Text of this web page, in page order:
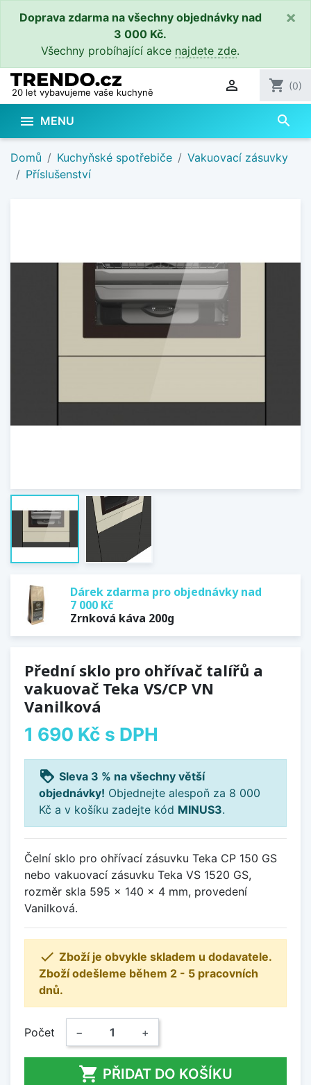
Doprava zdarma na všechny objednávky nad
3 000 Kč.
Všechny probíhající akce najdete zde.
×
20 let vybavujeme vaše kuchyně  shopping_cart (0)
 MENU search
Domů Kuchyňské spotřebiče
Vakuovací zásuvky
Příslušenství
Dárek zdarma pro objednávky nad
7 000 Kč
Zrnková káva 200g
Přední sklo pro ohřívač talířů a
vakuovač Teka VS/CP VN
Vanilková
1 690 Kč s DPH
loyalty Sleva 3 % na všechny větší
objednávky! Objednejte alespoň za 8 000
Kč a v košíku zadejte kód MINUS3.
Čelní sklo pro ohřívací zásuvku Teka CP 150 GS
nebo vakuovací zásuvku Teka VS 1520 GS,
rozměr skla 595 x 140 x 4 mm, provedení
Vanilková.
 Zboží je obvykle skladem u dodavatele.
Zboží odešleme během 2 - 5 pracovních
dnů.
Počet − +
 PŘIDAT DO KOŠÍKU